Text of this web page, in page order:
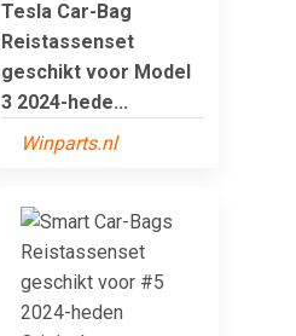
Tesla Car-Bag
Reistassenset
geschikt voor Model
3 2024-hede...
Winparts.nl